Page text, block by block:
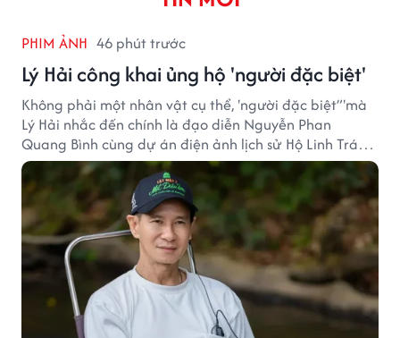
PHIM ẢNH 46 phút trước
Lý Hải công khai ủng hộ 'người đặc biệt'
Không phải một nhân vật cụ thể, 'người đặc biệt”'mà
Lý Hải nhắc đến chính là đạo diễn Nguyễn Phan
Quang Bình cùng dự án điện ảnh lịch sử Hộ Linh Tráng
Sĩ: Bí Ẩn Mộ Vua Đinh.